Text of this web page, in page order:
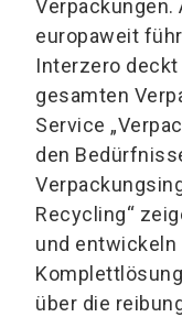
Verpackungen.
europaweit
Interzero
gesamten
Service
den
Recycling“
und
über die